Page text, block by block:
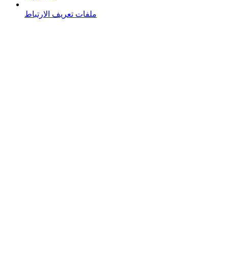
ملفات تعريف الارتباط